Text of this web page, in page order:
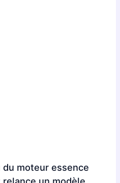
moteur essence